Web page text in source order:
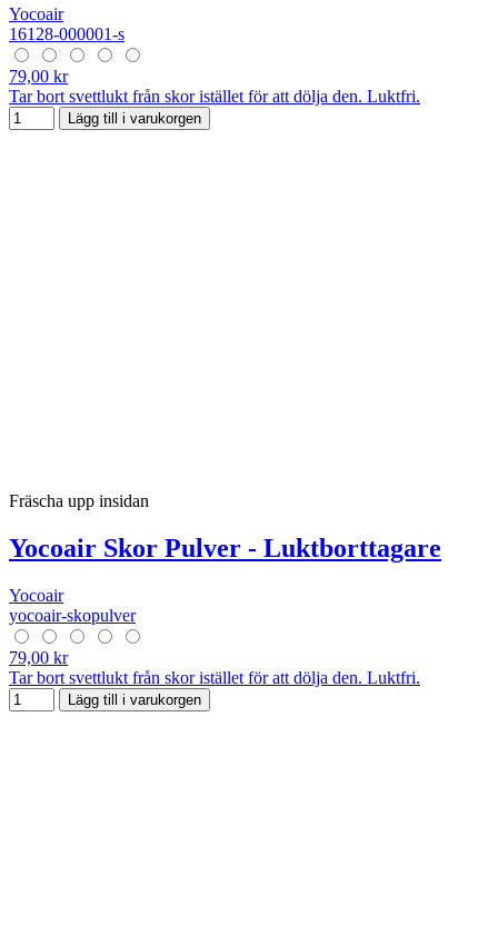
Yocoair
16128-000001-s
79,00 kr
Tar bort svettlukt från skor istället för att dölja den. Luktfri.
Lägg till i varukorgen
Fräscha upp insidan
Yocoair Skor Pulver - Luktborttagare
Yocoair
yocoair-skopulver
79,00 kr
Tar bort svettlukt från skor istället för att dölja den. Luktfri.
Lägg till i varukorgen